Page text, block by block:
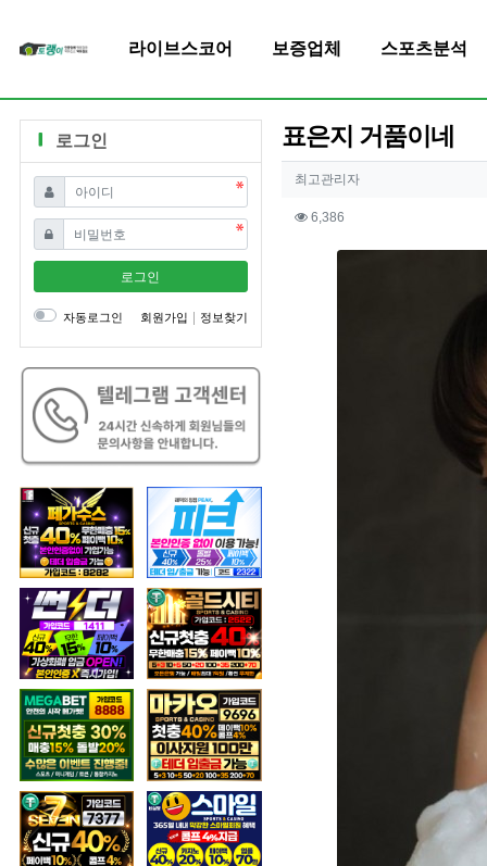
라이브스코어 보증업체 스포츠분석
표은지 거품이네
작성자 정보
최고관리자작성
컨텐츠 정보
6,386조회
로그인
아이디 필수
비밀번호필수
로그인
자동로그인 회원가입 정보찾기